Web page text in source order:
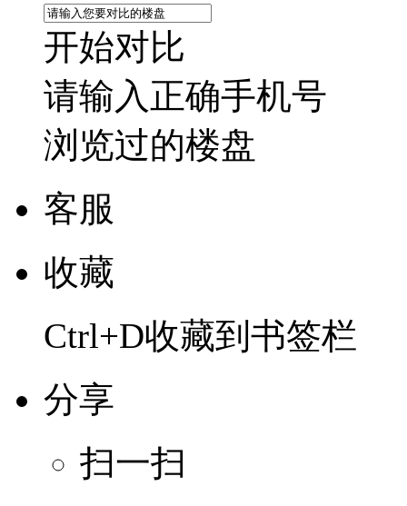
开始对比
请输入正确手机号
浏览过的楼盘
客服
收藏
Ctrl+D收藏到书签栏
分享
扫一扫